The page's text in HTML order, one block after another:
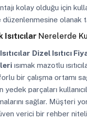
kolay olduğu için
olanak
Nerelerde
Dizel Isıtıcı
ısımak mazotlu
bir çalışma ortamı
yedek parçaları
sağlar. Müşteri
verici bir rehber